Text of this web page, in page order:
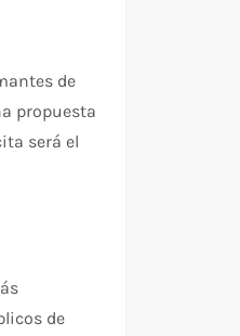
de
propuesta
será el
de